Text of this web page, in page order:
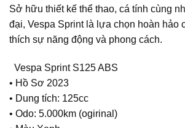
Sở hữu thiết kế thể thao, cá tính cùng
đại, Vespa Sprint là lựa chọn hoàn hảo
thích sự năng động và phong cách.
Vespa Sprint S125 ABS
• Hồ Sơ 2023
• Dung tích: 125cc
• Odo: 5.000km (ogirinal)